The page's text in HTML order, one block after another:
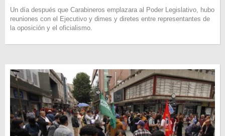
Un día después que Carabineros emplazara al Poder Legislativo, hubo
reuniones con el Ejecutivo y dimes y diretes entre representantes de
la oposición y el oficialismo.